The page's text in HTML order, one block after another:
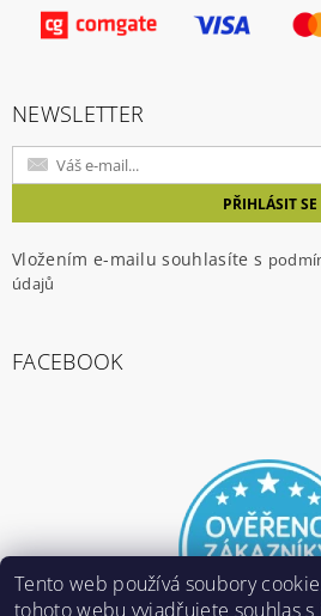
Vložením hodnocení souhlasíte s
ochrany osobních údajů
NEWSLETTER
Vložením e-mailu souhlasíte s
údajů
FACEBOOK
Tento web používá soubory
tohoto webu vyjadřujete souhlas